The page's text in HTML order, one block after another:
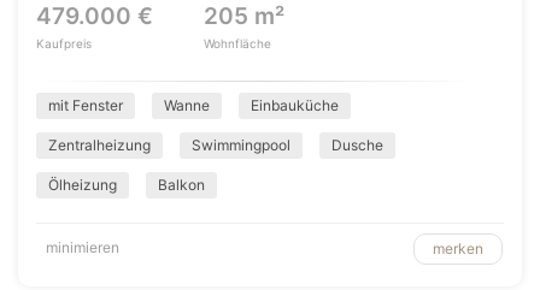
479.000 €
Kaufpreis
205 m²
Wohnfläche
mit Fenster Wanne Einbauküche
Zentralheizung Swimmingpool Dusche
Ölheizung Balkon
minimieren merken